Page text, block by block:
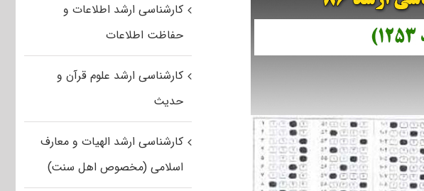
کارشناسی ارشد اطلاعات و
حفاظت اطلاعات
کارشناسی ارشد علوم قرآن و
حدیث
کارشناسی ارشد الهیات و معارف
اسلامی (مخصوص اهل سنت)